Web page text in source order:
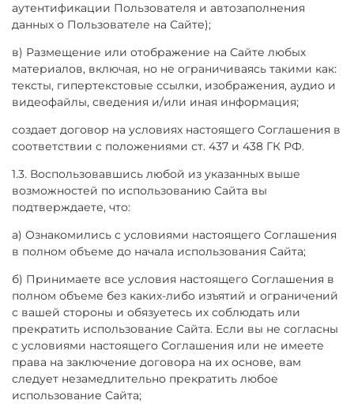
аутентификации Пользователя и автозаполнения
данных о Пользователе на Сайте);
в) Размещение или отображение на Сайте любых
материалов, включая, но не ограничиваясь такими как:
тексты, гипертекстовые ссылки, изображения, аудио и
видеофайлы, сведения и/или иная информация;
создает договор на условиях настоящего Соглашения в
соответствии с положениями ст. 437 и 438 ГК РФ.
1.3. Воспользовавшись любой из указанных выше
возможностей по использованию Сайта вы
подтверждаете, что:
а) Ознакомились с условиями настоящего Соглашения
в полном объеме до начала использования Сайта;
б) Принимаете все условия настоящего Соглашения в
полном объеме без каких-либо изъятий и ограничений
с вашей стороны и обязуетесь их соблюдать или
прекратить использование Сайта. Если вы не согласны
с условиями настоящего Соглашения или не имеете
права на заключение договора на их основе, вам
следует незамедлительно прекратить любое
использование Сайта;